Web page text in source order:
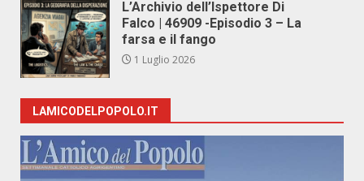
L’Archivio dell’Ispettore Di
Falco | 46909 -Episodio 3 – La
farsa e il fango
1 Luglio 2026
LAMICODELPOPOLO.IT